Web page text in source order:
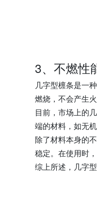
3、不燃性
几字型檩条是一
燃烧，不会产生
目前，市场上的
端的材料，如无
除了材料本身的
稳定。在使用时
综上所述，几字